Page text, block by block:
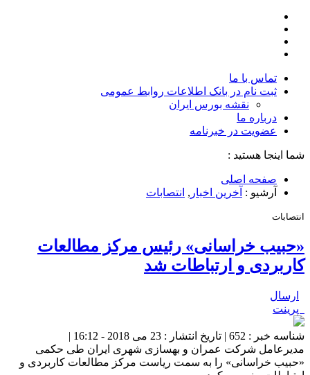
تماس با ما
ثبت نام در بانک اطلاعات روابط عمومی
نقشه بورس ایران
درباره ما
عضويت در خبرنامه
شما اینجا هستید :
صفحه اصلی
آرشیو : آخرین اخبار , انتصابات
انتصابات
«حبیب خراسانی» رئیس مرکز مطالعات
کاربردی و ارتباطات شد
ارسال
پرینت
شناسه خبر : 652 | تاریخ انتشار : 23 می 2018 - 16:12 |
مدیرعامل شرکت عمران و بهسازی شهری ایران طی حکمی
«حبیب خراسانی» را به سمت ریاست مرکز مطالعات کاربردی و